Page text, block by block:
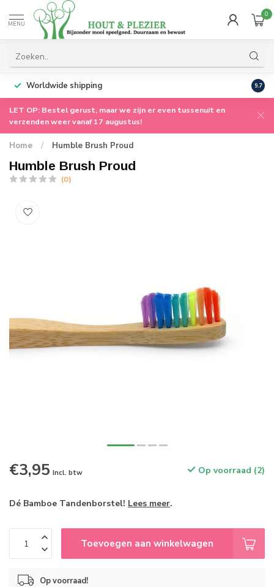
MENU
0
Worldwide shipping 9.7
LET OP: Bestel gerust, maar we zijn er even tussenuit en
verzenden weer vanaf 17 augustus!
Home / Humble Brush Proud
Humble Brush Proud
(0)
€3,95 Incl. btw Op voorraad (2)
Dé Bamboe Tandenborstel! Lees meer.
Toevoegen aan winkelwagen
Op voorraad!